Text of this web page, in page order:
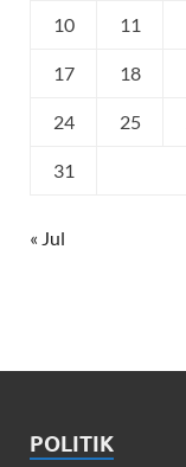
10 11
17 18
24 25
31
« Jul
POLITIK